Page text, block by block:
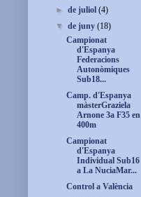
►de juliol(4)
▼de juny(18)
Campionat
d'Espanya
Federacions
Autonòmiques
Sub18...
Camp. d'Espanya
màsterGraziela
Arnone 3a F35 en
400m
Campionat
d'Espanya
Individual Sub16
a La NuciaMar...
Control a València